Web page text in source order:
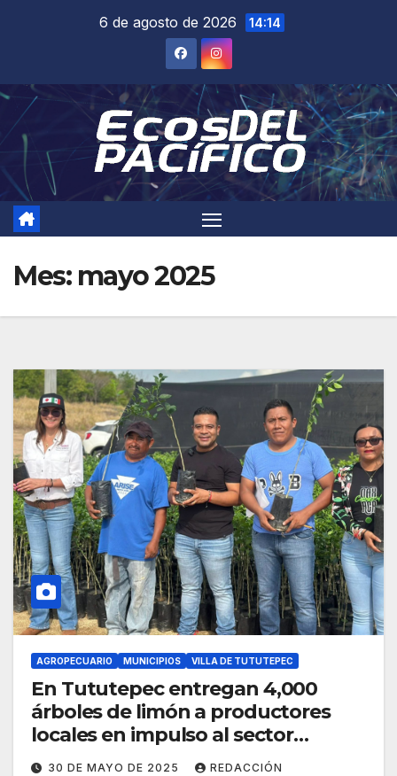
6 de agosto de 2026 14:14
Mes: mayo 2025
AGROPECUARIO MUNICIPIOS VILLA DE TUTUTEPEC
En Tututepec entregan 4,000
árboles de limón a productores
locales en impulso al sector
citrícola
30 DE MAYO DE 2025 REDACCIÓN